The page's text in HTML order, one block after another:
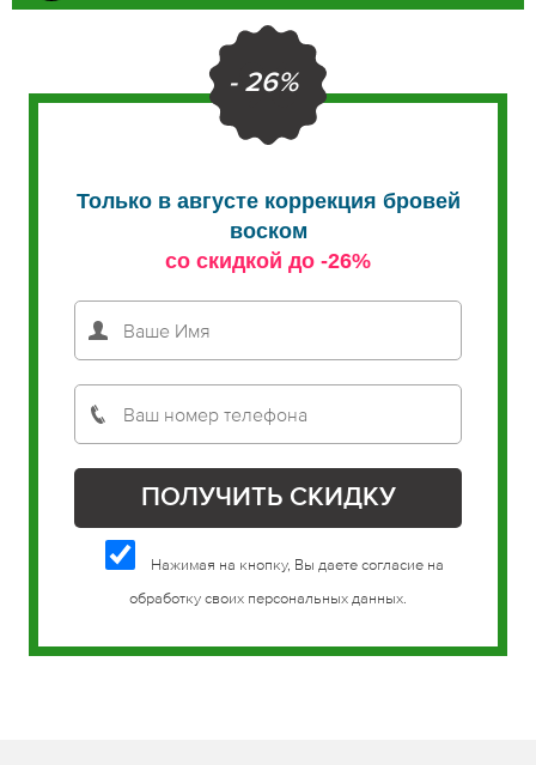
- 26%
Только в августе коррекция бровей
воском
со скидкой до -26%
Нажимая на кнопку, Вы даете согласие на
обработку своих персональных данных.